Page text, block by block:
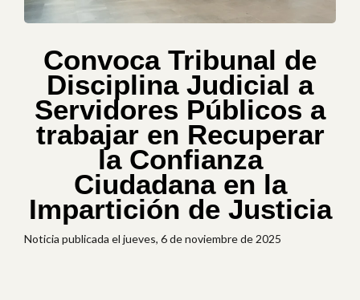
Convoca Tribunal de
Disciplina Judicial a
Servidores Públicos a
trabajar en Recuperar
la Confianza
Ciudadana en la
Impartición de Justicia
Noticia publicada el jueves, 6 de noviembre de 2025